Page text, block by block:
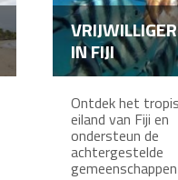
IN FIJI
Ontdek het
eiland van Fiji en
ondersteun de
achtergestelde
gemeenschappen